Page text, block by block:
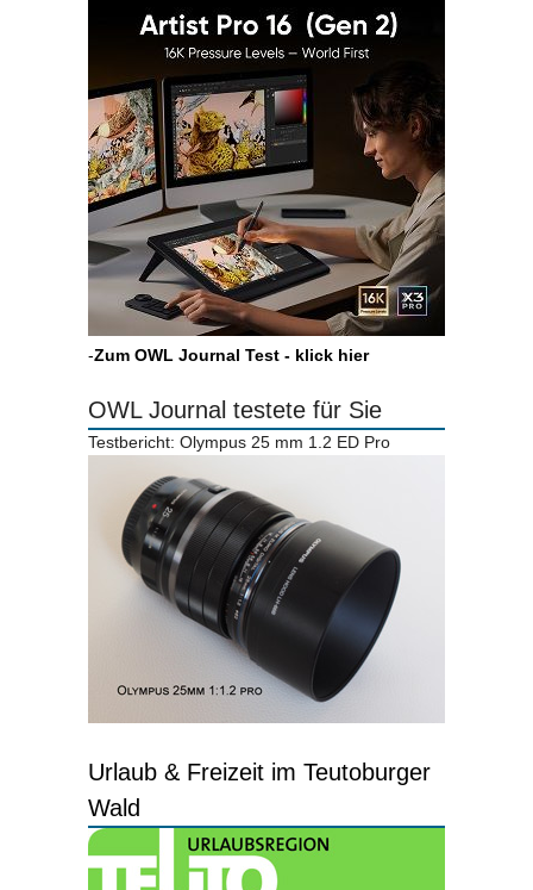
-Zum OWL Journal Test - klick hier
OWL Journal testete für Sie
Testbericht: Olympus 25 mm 1.2 ED Pro
Urlaub & Freizeit im Teutoburger
Wald